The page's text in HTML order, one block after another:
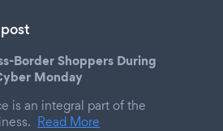
Border Shoppers During
Monday
is an integral part of the
Read More